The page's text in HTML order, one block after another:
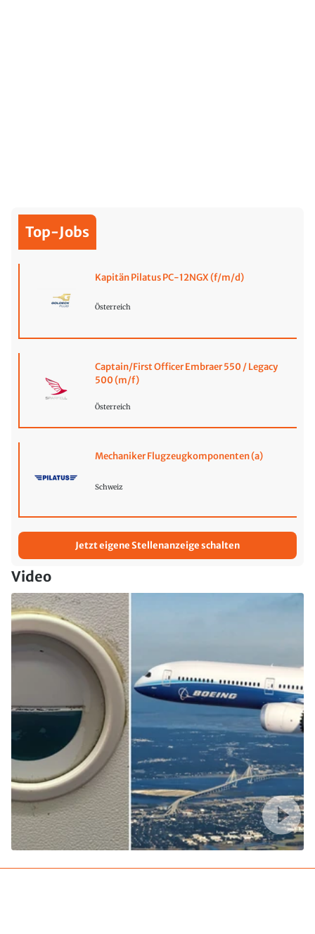
Top-Jobs
Kapitän Pilatus PC-12NGX (f/m/d)
Österreich
Captain/First Officer Embraer 550 / Legacy
500 (m/f)
Österreich
Mechaniker Flugzeugkomponenten (a)
Schweiz
Jetzt eigene Stellenanzeige schalten
Video